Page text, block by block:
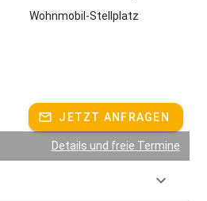
Wohnmobil-Stellplatz
JETZT ANFRAGEN
Details und freie Termine